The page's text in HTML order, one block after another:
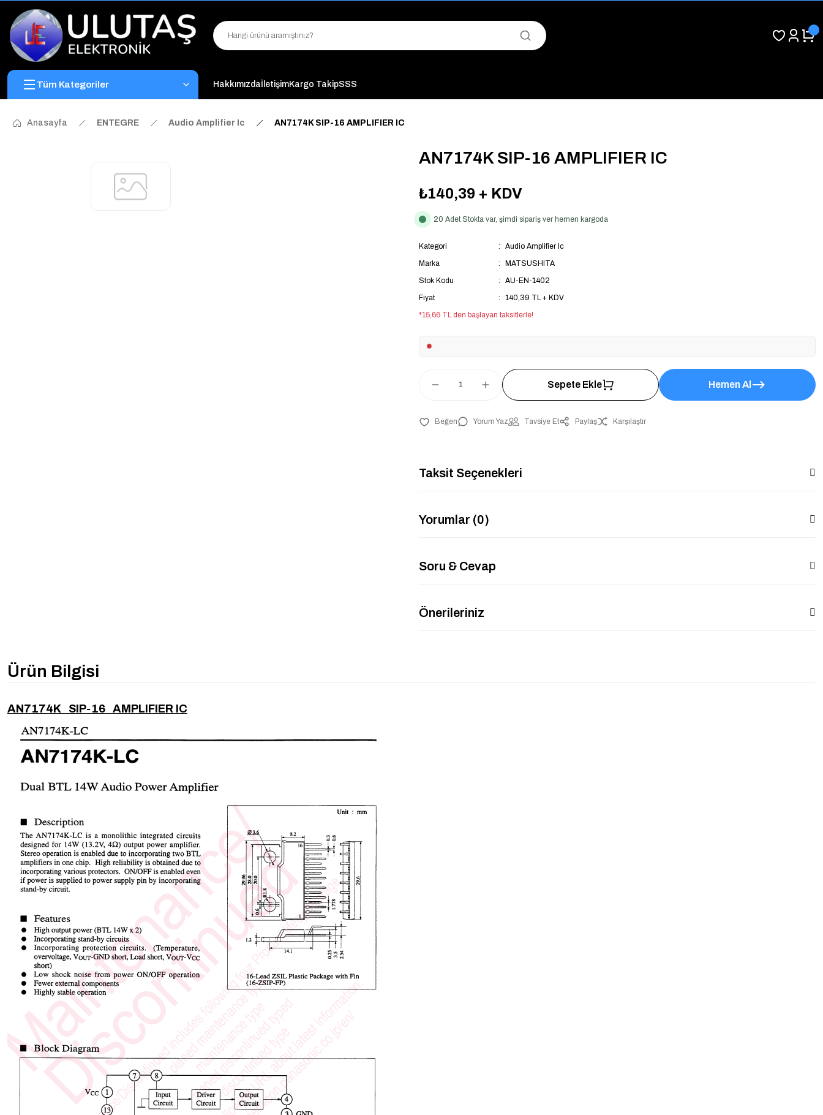
"Binlerce Ürün Çeşitliliği ile Stoktan Hemen Teslim."
"Toptan Fiyatına Perakende Satış Avantajını Kaçırmayın!"
Tüm Kategoriler HakkımızdaİletişimKargo TakipSSS
Anasayfa ENTEGRE Audio Amplifier Ic AN7174K SIP-16 AMPLIFIER IC
AN7174K SIP-16 AMPLIFIER IC
₺140,39 + KDV
20 Adet Stokta var, şimdi sipariş ver hemen kargoda
Kategori
Audio Amplifier Ic
Marka
MATSUSHITA
Stok Kodu
AU-EN-1402
Fiyat
140,39 TL + KDV
*15,66 TL den başlayan taksitlerle!
Sepete Ekle Hemen Al
Yorum Yaz Tavsiye Et Paylaş Karşılaştır
Taksit Seçenekleri
Yorumlar (0)
Soru & Cevap
Önerileriniz
Ürün Bilgisi
AN7174K SIP-16 AMPLIFIER IC